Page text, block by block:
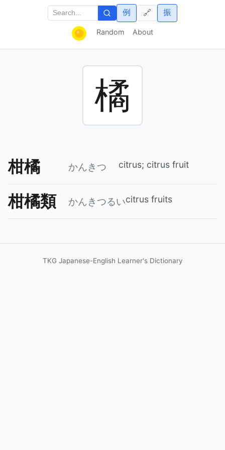
Random About
例 振
🔗
橘
柑橘 かんきつ citrus; citrus fruit
柑橘類 かんきつるいcitrus fruits
TKG Japanese-English Learner's Dictionary